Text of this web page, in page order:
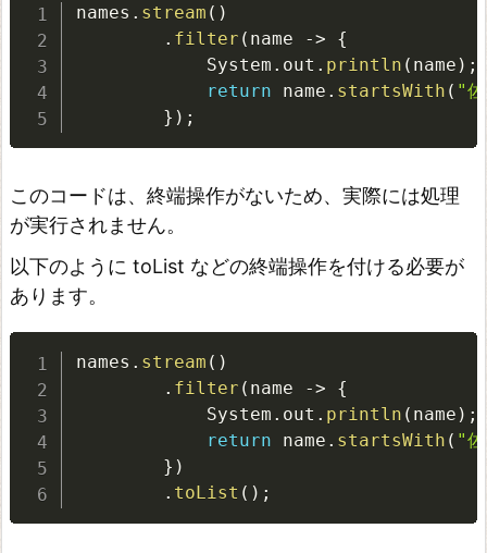
い
方
o
M
p
使
い
g
r
o
u
names . stream ( )
. filter ( name ->
{
            System
. out . println ( name ) ;
return name . startsWith ( "
} ) ;
このコードは、終端操作がないため、実際には処理
が実行されません。
以下のように toList などの終端操作を付ける必要が
あります。
names . stream ( )
. filter ( name ->
{
            System
. out . println ( name ) ;
return name . startsWith ( "
} )
. toList ( ) ;